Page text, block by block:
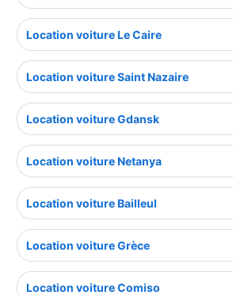
Location voiture Le Caire
Location voiture Saint Nazaire
Location voiture Gdansk
Location voiture Netanya
Location voiture Bailleul
Location voiture Grèce
Location voiture Comiso